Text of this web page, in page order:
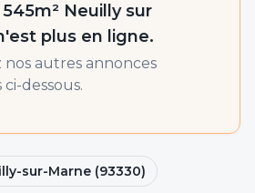
Neuilly sur
plus en ligne.
autres annonces
dessous.
sur-Marne (93330)